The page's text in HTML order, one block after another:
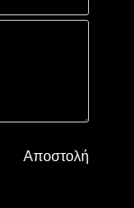
Αποστολή